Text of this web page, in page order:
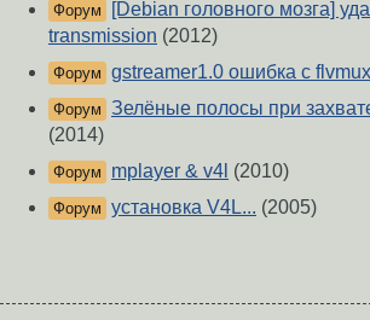
Форум
[Debian головного мозга]
transmission (2012)
Форум gstreamer1.0 ошибка с flvmux
Форум Зелёные полосы при
(2014)
Форум mplayer & v4l (2010)
Форум установка V4L... (2005)